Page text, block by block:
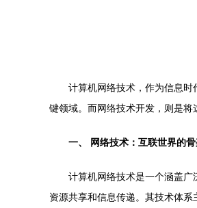
计算机网络技术，作为信息
键领域。而网络技术开发，则是将
一、 网络技术：互联世界的
计算机网络技术是一个涵盖
资源共享和信息传递。其技术体系